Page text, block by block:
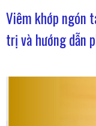
Viêm khớp ngón
trị và hướng dẫn